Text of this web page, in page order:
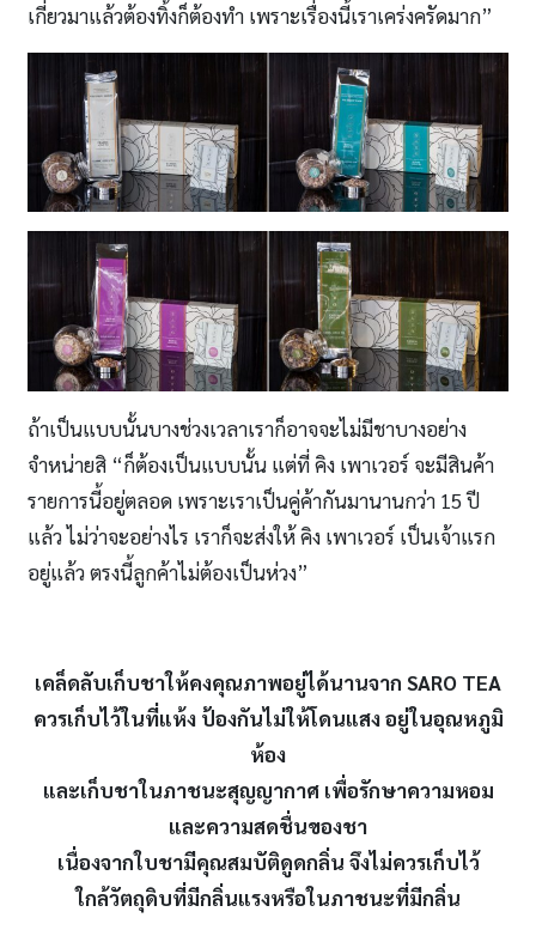
เกี่ยวมาแล้วต้องทิ้งก็ต้องทำ เพราะเรื่องนี้เราเคร่งครัดมาก”
ถ้าเป็นแบบนั้นบางช่วงเวลาเราก็อาจจะไม่มีชาบางอย่าง
จำหน่ายสิ “ก็ต้องเป็นแบบนั้น แต่ที่ คิง เพาเวอร์ จะมีสินค้า
รายการนี้อยู่ตลอด เพราะเราเป็นคู่ค้ากันมานานกว่า 15 ปี
แล้ว ไม่ว่าจะอย่างไร เราก็จะส่งให้ คิง เพาเวอร์ เป็นเจ้าแรก
อยู่แล้ว ตรงนี้ลูกค้าไม่ต้องเป็นห่วง”
เคล็ดลับเก็บชาให้คงคุณภาพอยู่ได้นานจาก SARO TEA
ควรเก็บไว้ในที่แห้ง ป้องกันไม่ให้โดนแสง อยู่ในอุณหภูมิ
ห้อง
และเก็บชาในภาชนะสุญญากาศ เพื่อรักษาความหอม
และความสดชื่นของชา
เนื่องจากใบชามีคุณสมบัติดูดกลิ่น จึงไม่ควรเก็บไว้
ใกล้วัตถุดิบที่มีกลิ่นแรงหรือในภาชนะที่มีกลิ่น